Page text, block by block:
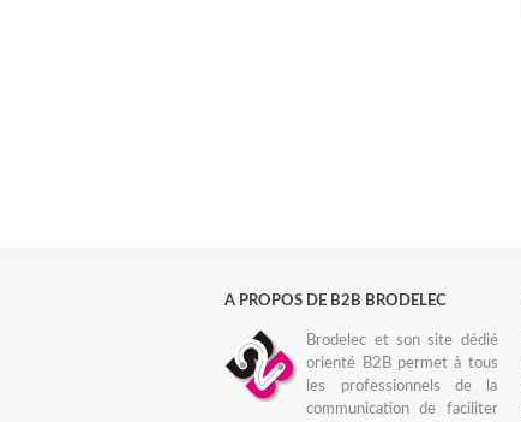
A PROPOS DE B2B BRODELEC
Brodelec et son site dédié
orienté B2B permet à tous
les professionnels de la
communication de faciliter